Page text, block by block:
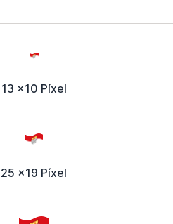
13 x10 Píxel
25 x19 Píxel